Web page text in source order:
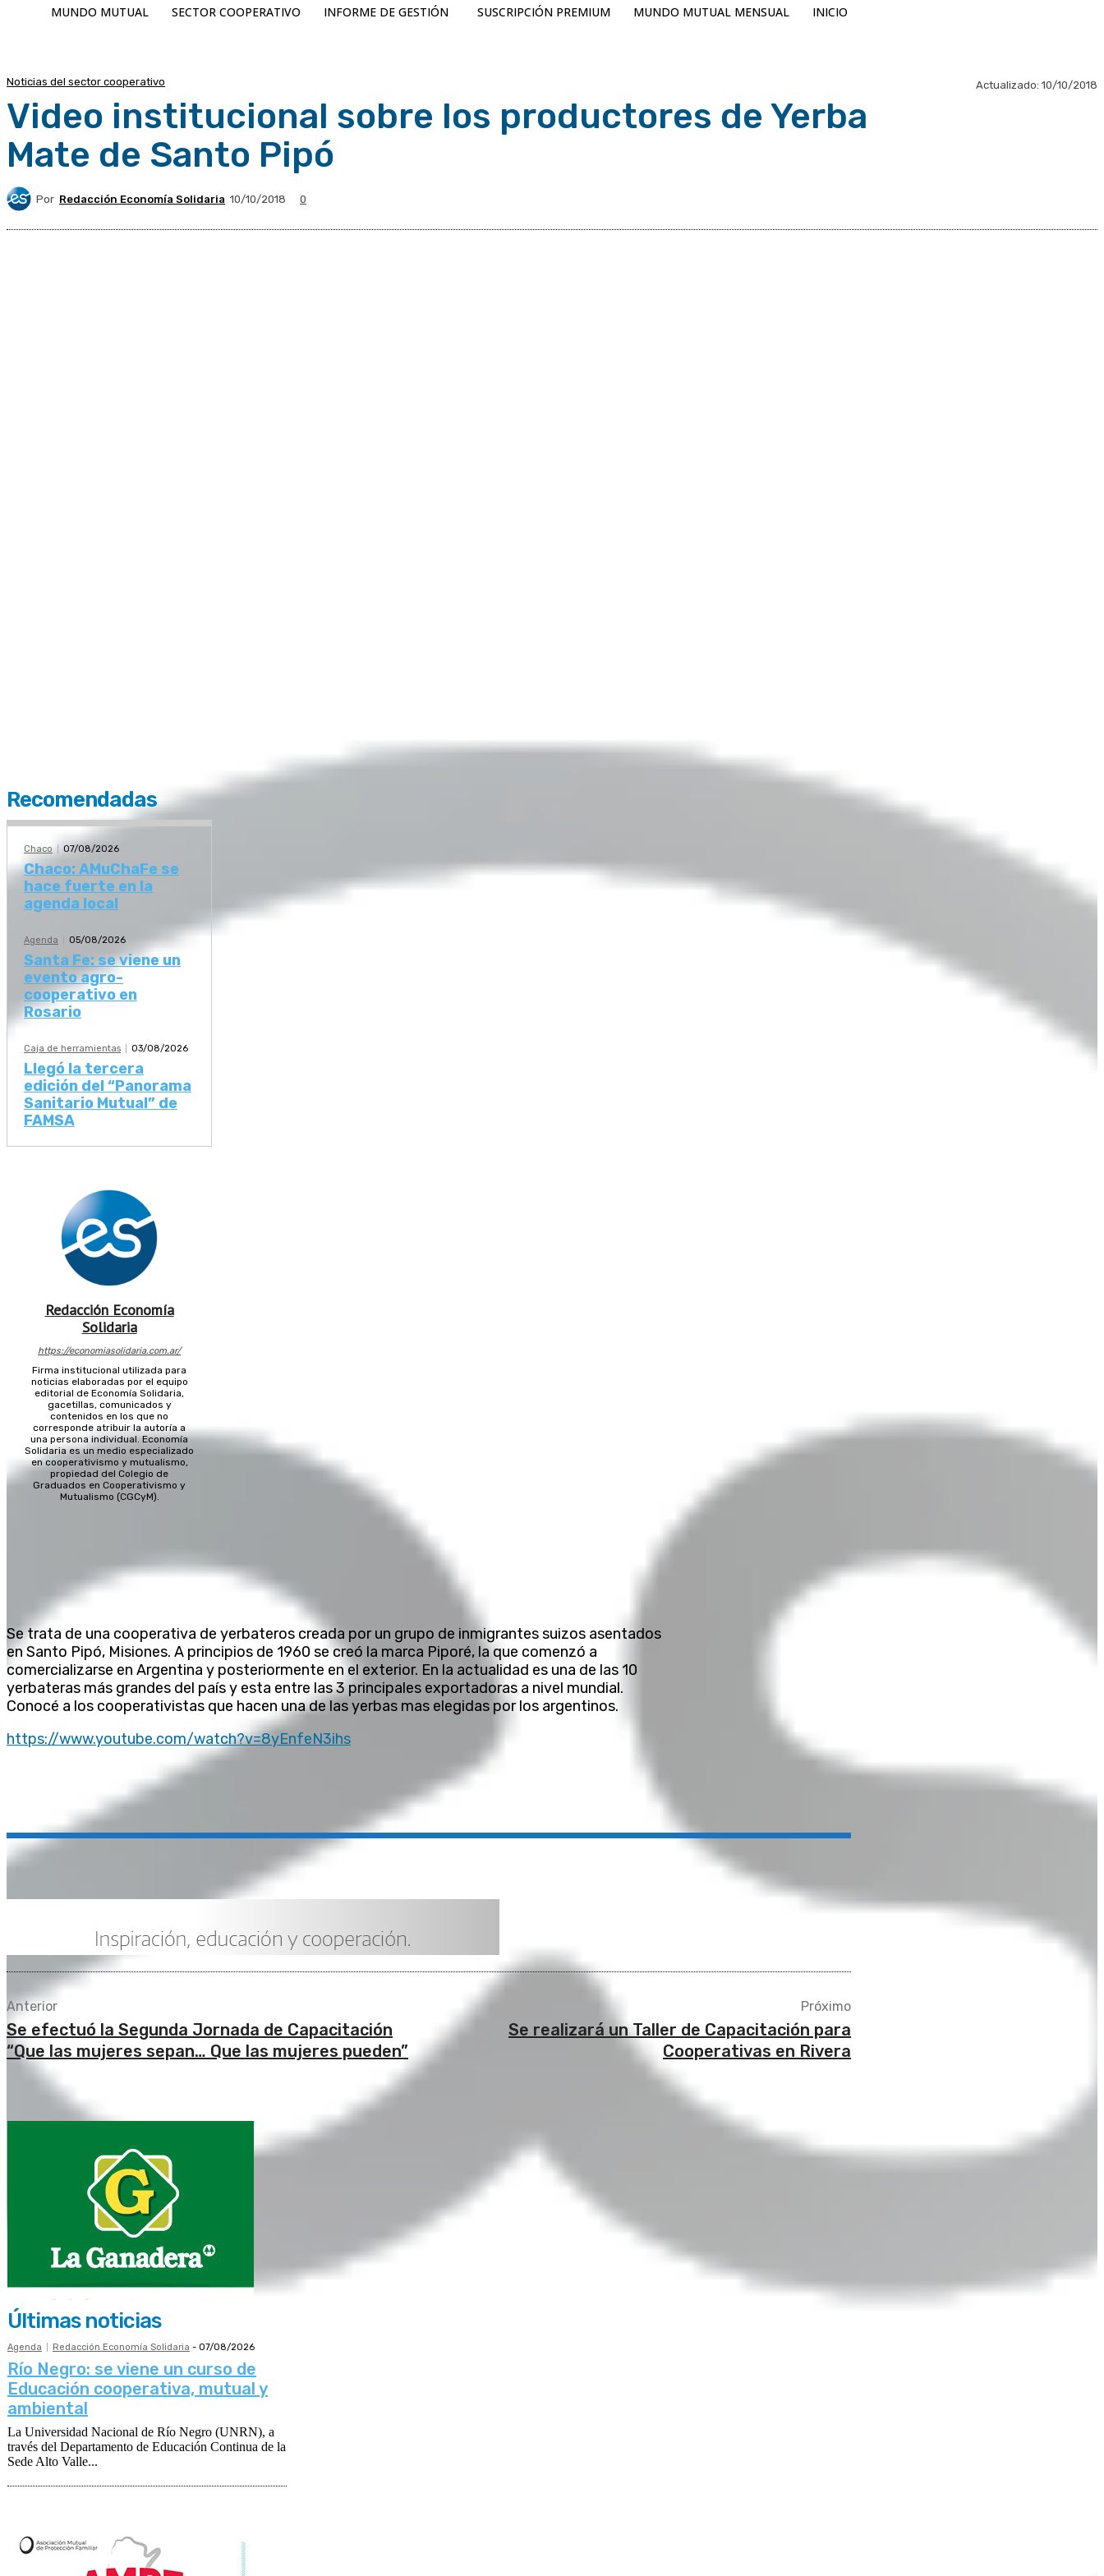
MUNDO MUTUAL SECTOR COOPERATIVO INFORME DE GESTIÓN SUSCRIPCIÓN PREMIUM MUNDO MUTUAL MENSUAL INICIO
Noticias del sector cooperativo Actualizado: 10/10/2018
Video institucional sobre los productores de Yerba
Mate de Santo Pipó
Por Redacción Economía Solidaria 10/10/2018 0
Recomendadas
Chaco 07/08/2026
Chaco: AMuChaFe se
hace fuerte en la
agenda local
Agenda 05/08/2026
Santa Fe: se viene un
evento agro-
cooperativo en
Rosario
Caja de herramientas 03/08/2026
Llegó la tercera
edición del “Panorama
Sanitario Mutual” de
FAMSA
Redacción Economía
Solidaria
https://economiasolidaria.com.ar/
Firma institucional utilizada para
noticias elaboradas por el equipo
editorial de Economía Solidaria,
gacetillas, comunicados y
contenidos en los que no
corresponde atribuir la autoría a
una persona individual. Economía
Solidaria es un medio especializado
en cooperativismo y mutualismo,
propiedad del Colegio de
Graduados en Cooperativismo y
Mutualismo (CGCyM).
Se trata de una cooperativa de yerbateros creada por un grupo de inmigrantes suizos asentados
en Santo Pipó, Misiones. A principios de 1960 se creó la marca Piporé, la que comenzó a
comercializarse en Argentina y posteriormente en el exterior. En la actualidad es una de las 10
yerbateras más grandes del país y esta entre las 3 principales exportadoras a nivel mundial.
Conocé a los cooperativistas que hacen una de las yerbas mas elegidas por los argentinos.
https://www.youtube.com/watch?v=8yEnfeN3ihs
Compartir
Anterior
Se efectuó la Segunda Jornada de Capacitación
“Que las mujeres sepan… Que las mujeres pueden”
Próximo
Se realizará un Taller de Capacitación para
Cooperativas en Rivera
Últimas noticias
Agenda Redacción Economía Solidaria - 07/08/2026
Río Negro: se viene un curso de
Educación cooperativa, mutual y
ambiental
La Universidad Nacional de Río Negro (UNRN), a
través del Departamento de Educación Continua de la
Sede Alto Valle...